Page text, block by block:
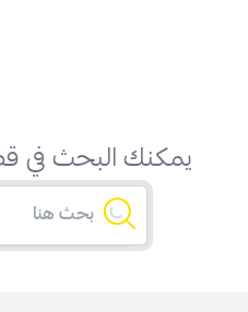
يمكنك البحث في